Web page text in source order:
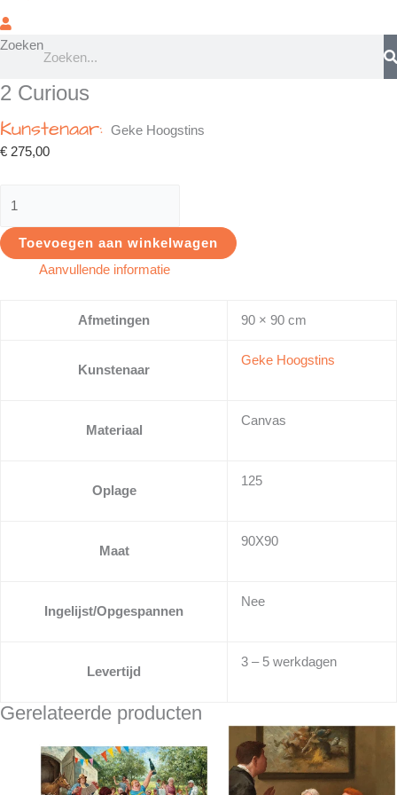
Zoeken
2 Curious
Kunstenaar: Geke Hoogstins
€ 275,00
Toevoegen aan winkelwagen
Aanvullende informatie
Afmetingen 90 × 90 cm
Kunstenaar
Geke Hoogstins
Materiaal
Canvas
Oplage
125
Maat
90X90
Ingelijst/Opgespannen
Nee
Levertijd
3 – 5 werkdagen
Gerelateerde producten
€ 45,00
tot
product
heeft
€ 49,00
tot
product
heeft